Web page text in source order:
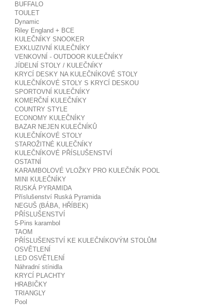
BUFFALO
TOULET
Dynamic
Riley England + BCE
KULEČNÍKY SNOOKER
EXKLUZIVNÍ KULEČNÍKY
VENKOVNÍ - OUTDOOR KULEČNÍKY
JÍDELNÍ STOLY / KULEČNÍKY
KRYCÍ DESKY NA KULEČNÍKOVÉ STOLY
KULEČNÍKOVÉ STOLY S KRYCÍ DESKOU
SPORTOVNÍ KULEČNÍKY
KOMERČNÍ KULEČNÍKY
COUNTRY STYLE
ECONOMY KULEČNÍKY
BAZAR NEJEN KULEČNÍKŮ
KULEČNÍKOVÉ STOLY
STAROŽITNÉ KULEČNÍKY
KULEČNÍKOVÉ PŘÍSLUŠENSTVÍ
OSTATNÍ
KARAMBOLOVÉ VLOŽKY PRO KULEČNÍK POOL
MINI KULEČNÍKY
RUSKÁ PYRAMIDA
Příslušenství Ruská Pyramida
NEGUŠ (BÁBA, HŘÍBEK)
PŘÍSLUŠENSTVÍ
5-Pins karambol
TAOM
PŘÍSLUŠENSTVÍ KE KULEČNÍKOVÝM STOLŮM
OSVĚTLENÍ
LED OSVĚTLENÍ
Náhradní stínidla
KRYCÍ PLACHTY
HRABIČKY
TRIANGLY
Pool